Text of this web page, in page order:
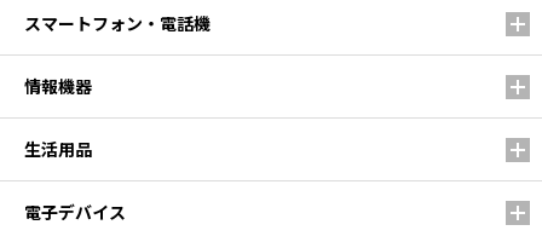
スマートフォン・電話機
情報機器
生活用品
電子デバイス